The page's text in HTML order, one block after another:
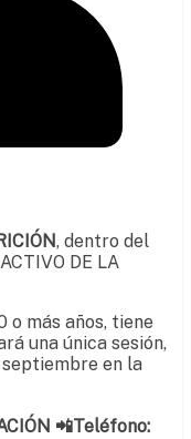
, dentro del
DE LA
o más años, tiene
una única sesión,
septiembre en la
📲Teléfono: